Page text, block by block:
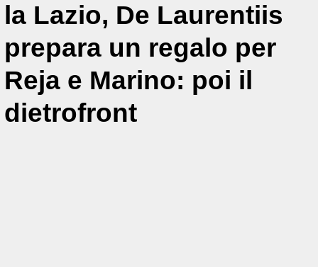
la Lazio, De Laurentiis
prepara un regalo per
Reja e Marino: poi il
dietrofront